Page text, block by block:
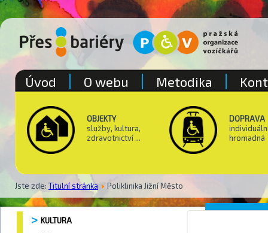
OBJEKTY
služby, kultura,
zdravotnictví ...
DOPRAVA
hromadná
Jste zde: Titulní stránka Poliklinika Jižní Město
Úvod O webu Metodika
KULTURA